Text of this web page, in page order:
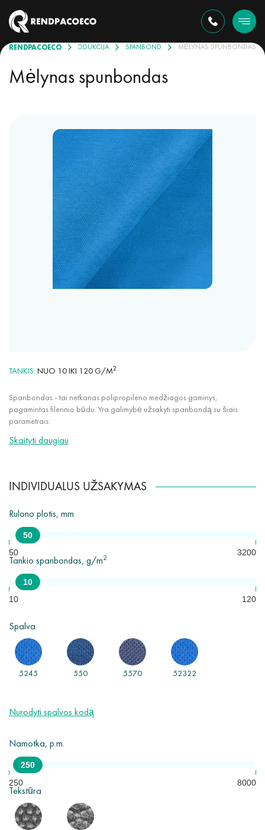
RENDPACOECO PRODUKCIJA SPANBOND MĖLYNAS SPUNBONDAS
Mėlynas spunbondas
TANKIS NUO 10 IKI 120 G/M2
Spanbondas - tai netkanas polipropileno medžiagos gaminys,
pagamintas filerinio būdu. Yra galimybė užsakyti spanbondą su šiais
parametrais:
bet kokia spalva iš mūsų paletės (daugiau nei 30 spalvų);
audinio plotis nuo 50 mm iki 3200 mm;
Papildomai yra galimybė individualiai pjaustyti audinį nuo 50 mm iki 3200
mm.
Pagrindinės spanbondo naudojimo sritys yra medicina, baldų gamyba,
žemės ūkis, pramonė, statyba, higienos priemonės ir kt.
Minimalus užsakymas - 10 ritinių.
Skaityti daugiau
INDIVIDUALUS UŽSAKYMAS
Rulono plotis, mm
50
50
3200
Tankio spanbondas, g/m2
10
10
120
Spalva
5245 550 5570 52322
Nurodyti spalvos kodą
Namotka, p.m.
250
250
8000
Tekstūra